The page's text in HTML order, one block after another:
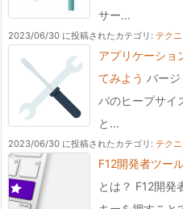
サー...
2023/06/30 に投稿されたカテゴリ: テク
アプリケーショ
てみよう バー
バのヒープサイ
と...
2023/06/30 に投稿されたカテゴリ: テク
F12開発者ツー
とは？ F12開発